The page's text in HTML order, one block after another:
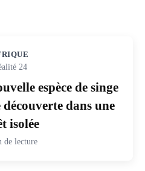
24
espèce de singe
dans une
isolée
de lecture